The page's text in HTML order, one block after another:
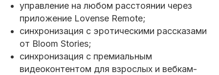
управление на любом расстоянии через
приложение Lovense Remote;
синхронизация с эротическими рассказами
от Bloom Stories;
синхронизация с премиальным
видеоконтентом для взрослых и вебкам-